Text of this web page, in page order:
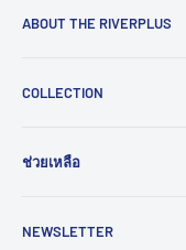
ABOUT THE RIVERPLUS
สินค้าและบริการเทคโ
และอุตสาหกรรม 4.0
COLLECTION
HMI
Connectivity
ช่วยเหลือ
ขอราคางานโครงการ
NEWSLETTER